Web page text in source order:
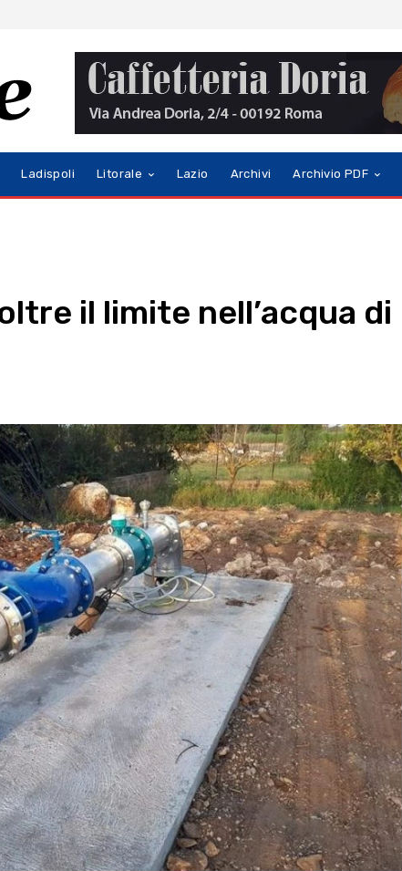
Ladispoli Litorale Lazio Archivi Archivio PDF
il limite nell’acqua di